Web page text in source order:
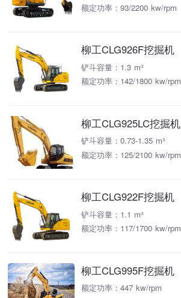
额定功率：93/2200 kw/rpm
柳工CLG926F挖掘机
铲斗容量：1.3 m³
额定功率：142/1800 kw/rpm
柳工CLG925LC挖掘机
铲斗容量：0.73-1.35 m³
额定功率：125/2100 kw/rpm
柳工CLG922F挖掘机
铲斗容量：1.1 m³
额定功率：117/1700 kw/rpm
柳工CLG995F挖掘机
额定功率：447 kw/rpm